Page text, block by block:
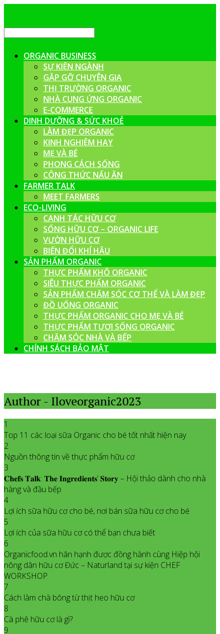
ORGANIC BUSINESS
SỰ KIỆN NGÀNH
GẶP GỠ CHUYÊN GIA
THỊ TRƯỜNG ORGANIC
NHÀ CUNG ỨNG ORGANIC
E-COMMERCE
DINH DƯỠNG & SỨC KHOẺ
LÀM ĐẸP ORGANIC
KINH NGHIỆM HAY
MẸ VÀ BÉ
PHONG CÁCH SỐNG
CÔNG THỨC NẤU ĂN
FARMER TALK
MEET FARMERS
ECO-LIVING
CANH TÁC HỮU CƠ
SỐNG HỮU CƠ – ORGANIC LIFE
VƯỜN HỮU CƠ
BIẾN ĐỔI KHÍ HẬU
SẢN PHẨM ORGANIC
THỰC PHẨM KHÔ ORGANIC
SIÊU THỰC PHẨM ORGANIC
SẢN PHẨM CHĂM SÓC CƠ THỂ VÀ LÀM ĐẸP
ĐỒ UỐNG ORGANIC
THỰC PHẨM ORGANIC CHO MẸ VÀ BÉ
THỰC PHẨM TƯƠI SỐNG ORGANIC
CHĂM SÓC NHÀ VÀ BẾP
CHÍNH SÁCH BẢO MẬT
Author - Iloveorganic2023
1
Top 11 các loại sữa Organic cho bé tốt nhất hiện nay
2
Nguồn thông tin về thực phẩm hữu cơ
3
𝐂𝐡𝐞𝐟𝐬 𝐓𝐚𝐥𝐤: 𝐓𝐡𝐞 𝐈𝐧𝐠𝐫𝐞𝐝𝐢𝐞𝐧𝐭𝐬’ 𝐒𝐭𝐨𝐫𝐲 – Hội thảo dành cho nhà
hàng và đầu bếp
4
Lợi ích sữa hữu cơ cho bé, nơi bán sữa hữu cơ cho bé
5
Lợi ích của sữa hữu cơ có thể bạn chưa biết
6
Organicfood.vn hân hạnh được đồng hành cùng Hiệp hội
nông dân hữu cơ Đức – Naturland tại sự kiện CHEF
WORKSHOP
7
Cách làm chà bông từ thịt heo hữu cơ
8
Cà phê hữu cơ là gì?
9